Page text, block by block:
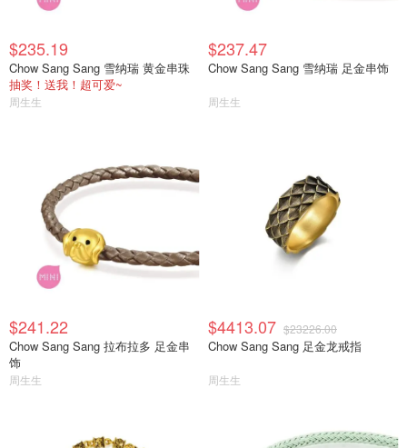
$235.19
Chow Sang Sang 雪纳瑞 黄金串珠
抽奖！送我！超可爱~
周生生
$237.47
Chow Sang Sang 雪纳瑞 足金串饰
周生生
$241.22
Chow Sang Sang 拉布拉多 足金串
饰
周生生
$4413.07 $23226.00
Chow Sang Sang 足金龙戒指
周生生